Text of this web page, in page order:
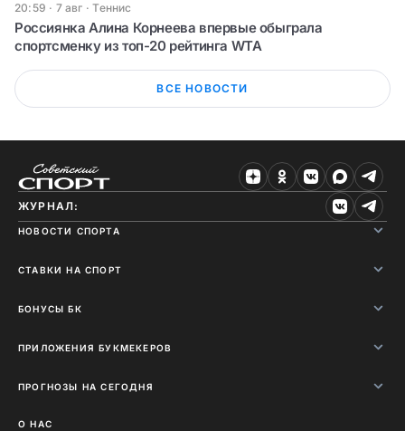
20:59 · 7 авг ·Теннис
Россиянка Алина Корнеева впервые обыграла
спортсменку из топ-20 рейтинга WTA
ВСЕ НОВОСТИ
ЖУРНАЛ:
НОВОСТИ СПОРТА
СТАВКИ НА СПОРТ
БОНУСЫ БК
ПРИЛОЖЕНИЯ БУКМЕКЕРОВ
ПРОГНОЗЫ НА СЕГОДНЯ
О НАС